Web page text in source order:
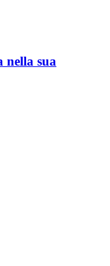
nella sua